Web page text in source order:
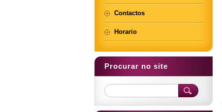
Contactos
Horario
Procurar no site